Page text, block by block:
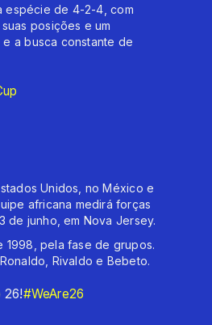
espécie de 4-2-4, com
posições e um
a busca constante de
Unidos, no México e
africana medirá forças
de junho, em Nova Jersey.
1998, pela fase de grupos.
Rivaldo e Bebeto.
26!#WeAre26